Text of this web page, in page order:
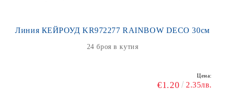
Линия КЕЙРОУД KR972277 RAINBOW DECO 30см
24 броя в кутия
Цена:
€1.20 2.35лв.